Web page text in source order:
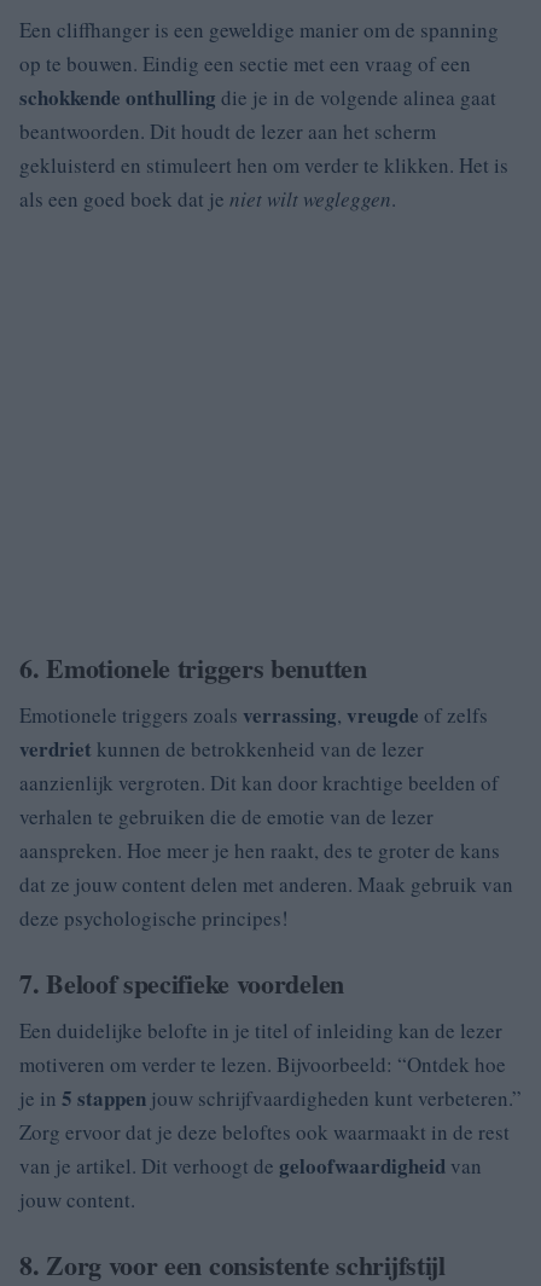
Een cliffhanger is een geweldige manier om de spanning
op te bouwen. Eindig een sectie met een vraag of een
schokkende onthulling die je in de volgende alinea gaat
beantwoorden. Dit houdt de lezer aan het scherm
gekluisterd en stimuleert hen om verder te klikken. Het is
als een goed boek dat je niet wilt wegleggen.
6. Emotionele triggers benutten
Emotionele triggers zoals verrassing, vreugde of zelfs
verdriet kunnen de betrokkenheid van de lezer
aanzienlijk vergroten. Dit kan door krachtige beelden of
verhalen te gebruiken die de emotie van de lezer
aanspreken. Hoe meer je hen raakt, des te groter de kans
dat ze jouw content delen met anderen. Maak gebruik van
deze psychologische principes!
7. Beloof specifieke voordelen
Een duidelijke belofte in je titel of inleiding kan de lezer
motiveren om verder te lezen. Bijvoorbeeld: “Ontdek hoe
je in 5 stappen jouw schrijfvaardigheden kunt verbeteren.”
Zorg ervoor dat je deze beloftes ook waarmaakt in de rest
van je artikel. Dit verhoogt de geloofwaardigheid van
jouw content.
8. Zorg voor een consistente schrijfstijl